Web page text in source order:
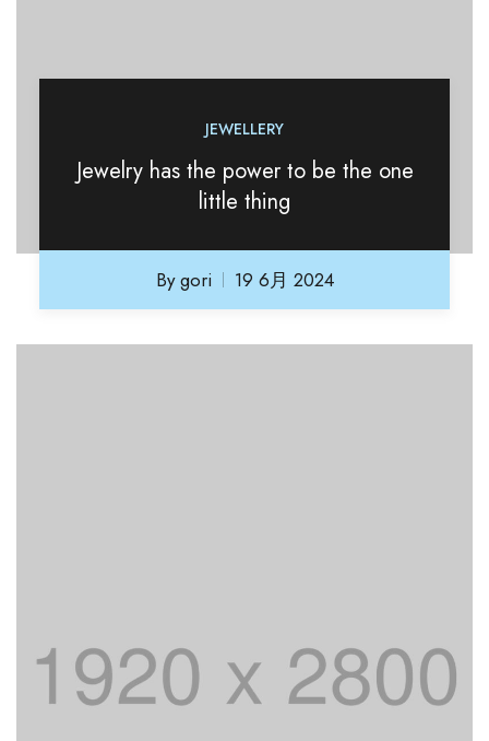
JEWELLERY
Jewelry has the power to be the one
little thing
Bygori 19 6月 2024